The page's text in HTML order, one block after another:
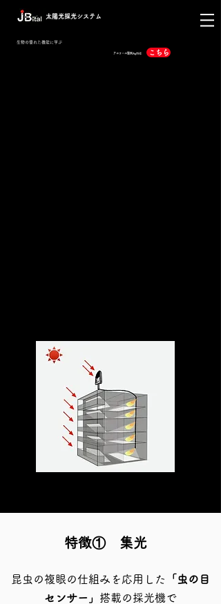
太陽光採光システム
生物の優れた機能に学ぶ
アルコール製剤​Ag75は こちら
特徴① 集光
昆虫の複眼の仕組みを応用した
「虫の目
センサー」 搭載の採光機で